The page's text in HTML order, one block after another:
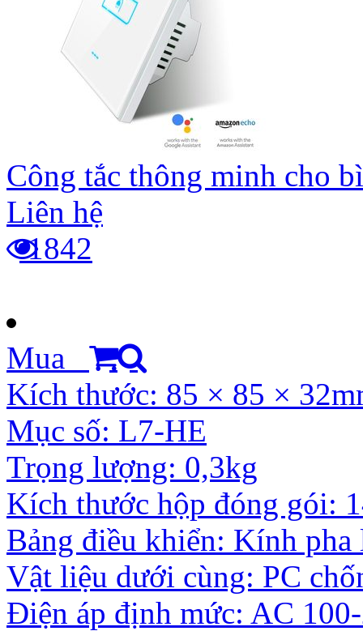
Công tắc thông minh cho
Liên hệ
1842
Mua
Kích thước: 85 × 85 ×
Mục số: L7-HE
Trọng lượng: 0,3kg
Kích thước hộp đóng gói:
Bảng điều khiển: Kính pha
Vật liệu dưới cùng: PC
Điện áp định mức: AC